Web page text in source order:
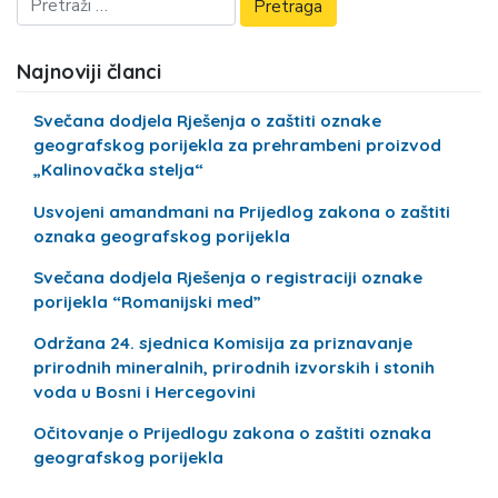
Najnoviji članci
Svečana dodjela Rješenja o zaštiti oznake
geografskog porijekla za prehrambeni proizvod
„Kalinovačka stelja“
Usvojeni amandmani na Prijedlog zakona o zaštiti
oznaka geografskog porijekla
Svečana dodjela Rješenja o registraciji oznake
porijekla “Romanijski med”
Održana 24. sjednica Komisija za priznavanje
prirodnih mineralnih, prirodnih izvorskih i stonih
voda u Bosni i Hercegovini
Očitovanje o Prijedlogu zakona o zaštiti oznaka
geografskog porijekla